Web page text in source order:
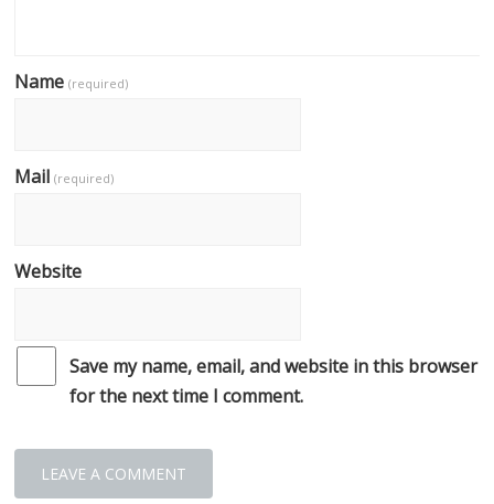
Name(required)
Mail(required)
Website
Save my name, email, and website in this browser
for the next time I comment.